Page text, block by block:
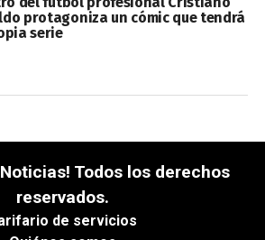
protagoniza un cómic que tendrá
serie
Todos los derechos
reservados.
de servicios